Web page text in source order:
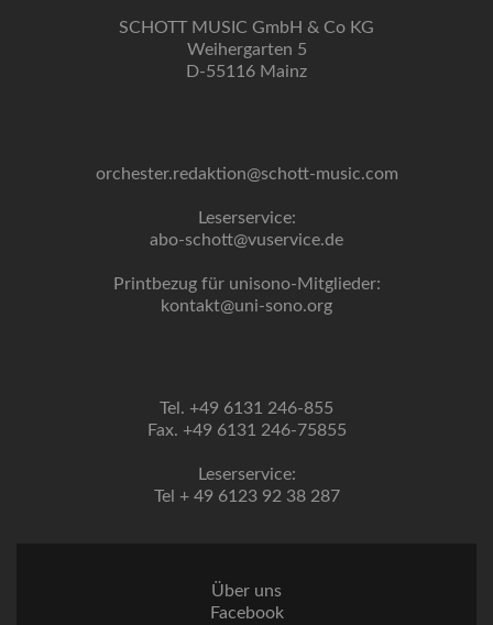
SCHOTT MUSIC GmbH & Co KG
Weihergarten 5
D-55116 Mainz
orchester.redaktion@schott-music.com
Leserservice:
abo-schott@vuservice.de
Printbezug für unisono-Mitglieder:
kontakt@uni-sono.org
Tel. +49 6131 246-855
Fax. +49 6131 246-75855
Leserservice:
Tel + 49 6123 92 38 287
Über uns
Facebook